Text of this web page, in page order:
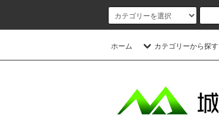
ホーム カテゴリーから探す